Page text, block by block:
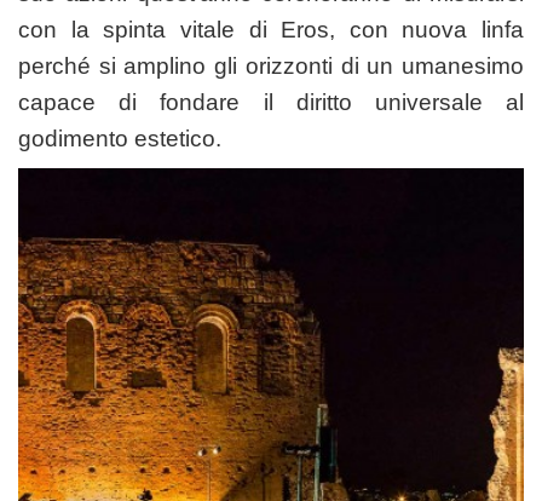
con la spinta vitale di Eros, con nuova linfa
perché si amplino gli orizzonti di un umanesimo
capace di fondare il diritto universale al
godimento estetico.